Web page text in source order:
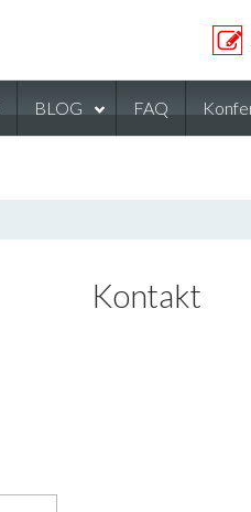
BLOG FAQ
Kontakt